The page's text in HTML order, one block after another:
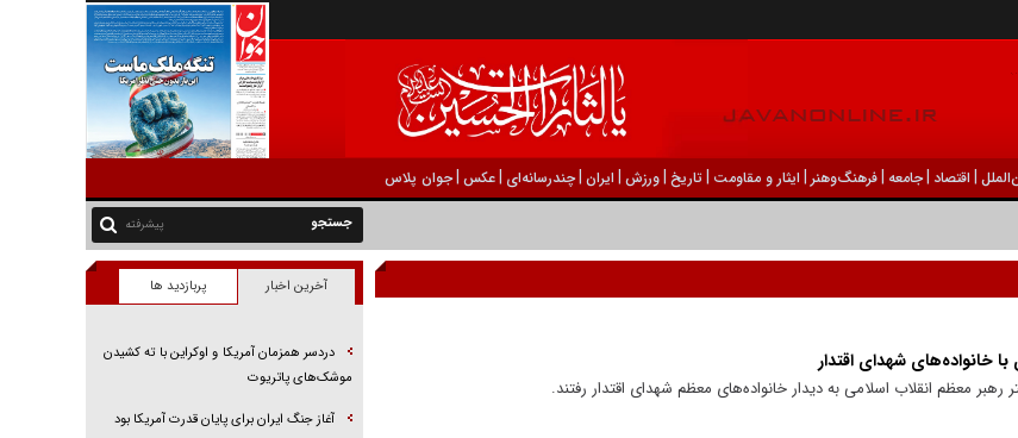
| اقتصاد |جامعه |فرهنگ‌و‌هنر | ایثار و مقاومت |تاریخ |ورزش | ايران |چندرسانه‌ای |عکس |جوان پلاس
پیشرفته
خانواده‌های شهدای اقتدار
معظم انقلاب اسلامی به دیدار خانواده‌های معظم شهدای اقتدار رفتند.
آخرین اخبار پربازدید ها
دردسر همزمان آمریکا و اوکراین با ته کشیدن
موشک‌های پاتریوت
آغاز جنگ ایران برای پایان قدرت آمریکا بود